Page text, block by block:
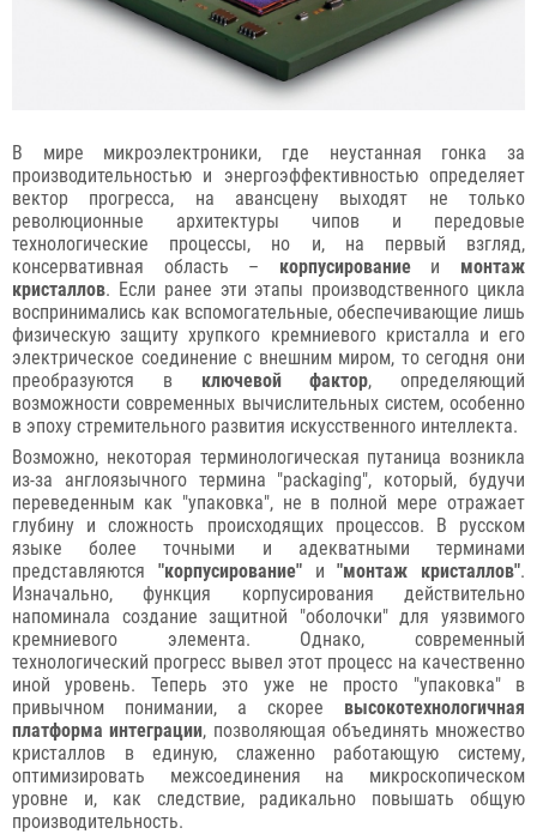
В мире микроэлектроники, где неустанная гонка за
производительностью и энергоэффективностью определяет
вектор прогресса, на авансцену выходят не только
революционные архитектуры чипов и передовые
технологические процессы, но и, на первый взгляд,
консервативная область – корпусированиеи монтаж
кристаллов. Если ранее эти этапы производственного цикла
воспринимались как вспомогательные, обеспечивающие лишь
физическую защиту хрупкого кремниевого кристалла и его
электрическое соединение с внешним миром, то сегодня они
преобразуются в ключевой фактор, определяющий
возможности современных вычислительных систем, особенно
в эпоху стремительного развития искусственного интеллекта.
Возможно, некоторая терминологическая путаница возникла
из-за англоязычного термина "packaging", который, будучи
переведенным как "упаковка", не в полной мере отражает
глубину и сложность происходящих процессов. В русском
языке более точными и адекватными терминами
представляются "корпусирование"и"монтаж кристаллов".
Изначально, функция корпусирования действительно
напоминала создание защитной "оболочки" для уязвимого
кремниевого элемента. Однако, современный
технологический прогресс вывел этот процесс на качественно
иной уровень. Теперь это уже не просто "упаковка" в
привычном понимании, а скорее высокотехнологичная
платформа интеграции, позволяющая объединять множество
кристаллов в единую, слаженно работающую систему,
оптимизировать межсоединения на микроскопическом
уровне и, как следствие, радикально повышать общую
производительность.